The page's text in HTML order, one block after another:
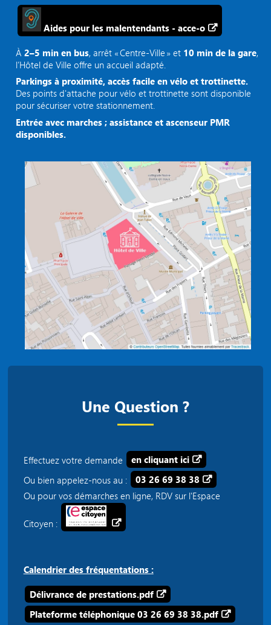
Aides pour les malentendants - acce-o
À2–5 min en bus, arrêt « Centre‑Ville » et 10 min de la gare,
l’Hôtel de Ville offre un accueil adapté.
Parkings à proximité, accès facile en vélo et trottinette.
Des points d'attache pour vélo et trottinette sont disponible
pour sécuriser votre stationnement.
Entrée avec marches ; assistance et ascenseur PMR
disponibles.
Une Question ?
Effectuez votre demande
en cliquant ici
Ou bien appelez-nous au :
03 26 69 38 38
Ou pour vos démarches en ligne, RDV sur l'Espace
Citoyen :
Calendrier des fréquentations :
Délivrance de prestations.pdf
Plateforme téléphonique 03 26 69 38 38.pdf